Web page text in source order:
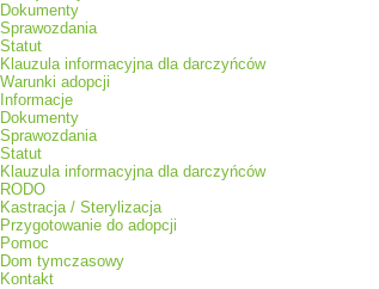
Dokumenty
Sprawozdania
Statut
Klauzula informacyjna dla darczyńców
Warunki adopcji
Informacje
Dokumenty
Sprawozdania
Statut
Klauzula informacyjna dla darczyńców
RODO
Kastracja / Sterylizacja
Przygotowanie do adopcji
Pomoc
Dom tymczasowy
Kontakt